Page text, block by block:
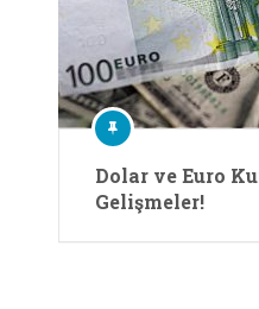
Dolar ve Euro
Gelişmeler!